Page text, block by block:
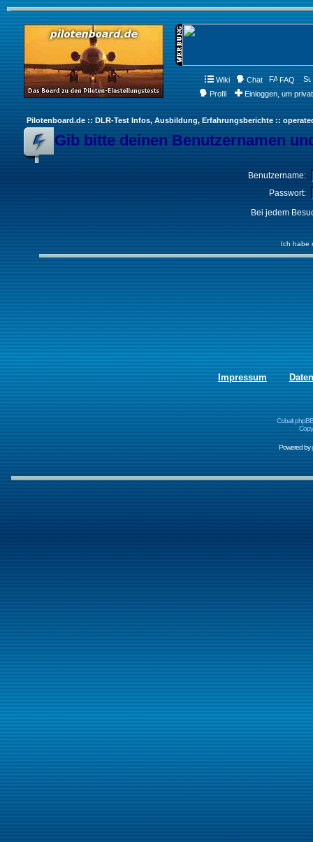
Wiki Chat FAQ
Profil
Einloggen, um
Pilotenboard.de :: DLR-Test Infos, Ausbildung, Erfahrungsberichte ::
Gib bitte deinen Benutzernamen
Benutzername:
Passwort:
Bei jedem
Ich habe
Impressum
Cobalt
Powered by